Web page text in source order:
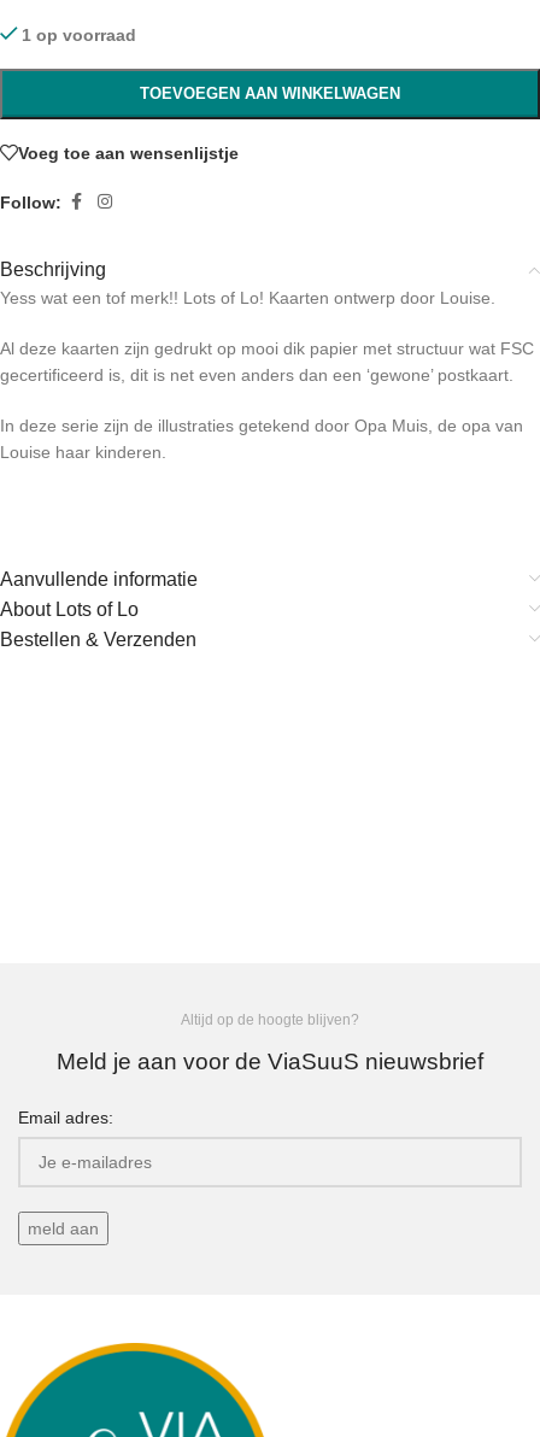
1 op voorraad
TOEVOEGEN AAN WINKELWAGEN
Voeg toe aan wensenlijstje
Follow:
Beschrijving
Yess wat een tof merk!! Lots of Lo! Kaarten ontwerp door Louise.
Al deze kaarten zijn gedrukt op mooi dik papier met structuur wat FSC
gecertificeerd is, dit is net even anders dan een ‘gewone’ postkaart.
In deze serie zijn de illustraties getekend door Opa Muis, de opa van
Louise haar kinderen.
Aanvullende informatie
About Lots of Lo
Bestellen & Verzenden
Altijd op de hoogte blijven?
Meld je aan voor de ViaSuuS nieuwsbrief
Email adres: